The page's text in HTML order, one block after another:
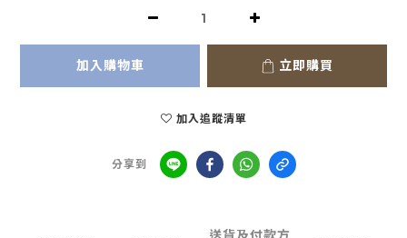
加入購物車 立即購買
加入追蹤清單
分享到